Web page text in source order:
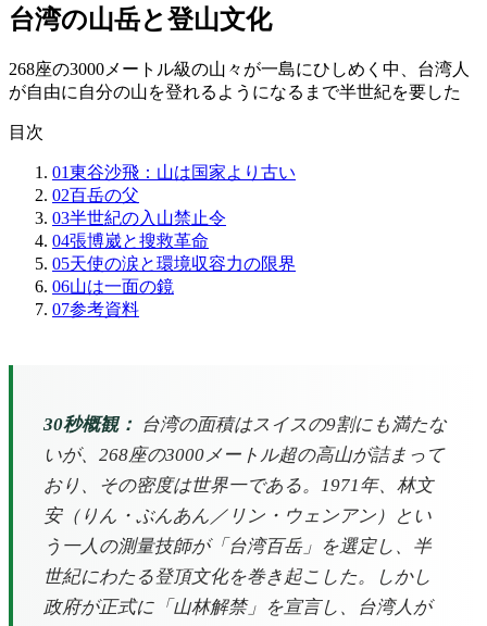
台湾の山岳と登山文化
268座の3000メートル級の山々が一島にひしめく中、台湾人
が自由に自分の山を登れるようになるまで半世紀を要した
目次
01東谷沙飛：山は国家より古い
02百岳の父
03半世紀の入山禁止令
04張博崴と搜救革命
05天使の涙と環境収容力の限界
06山は一面の鏡
07参考資料
30秒概観：
台湾の面積はスイスの9割にも満たな
いが、268座の3000メートル超の高山が詰まって
おり、その密度は世界一である。1971年、林文
安（りん・ぶんあん／リン・ウェンアン）とい
う一人の測量技師が「台湾百岳」を選定し、半
世紀にわたる登頂文化を巻き起こした。しかし
政府が正式に「山林解禁」を宣言し、台湾人が